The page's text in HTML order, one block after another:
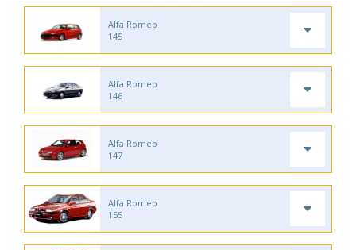
Alfa Romeo
145
Alfa Romeo
146
Alfa Romeo
147
Alfa Romeo
155